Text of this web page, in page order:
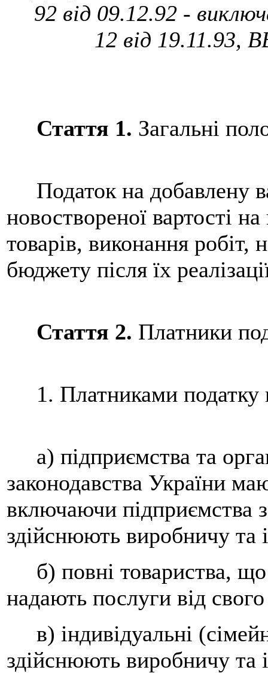
92 від 09.12.92 -
12 від 19.11.93,
Стаття 1. Загальні
Податок на добавлену
новоствореної вартості
товарів, виконання
бюджету після їх
Стаття 2. Платники
1. Платниками податку
а) підприємства та
законодавства України
включаючи підприємства
здійснюють виробничу та
б) повні товариства, що
надають послуги від свого
в) індивідуальні
здійснюють виробничу та